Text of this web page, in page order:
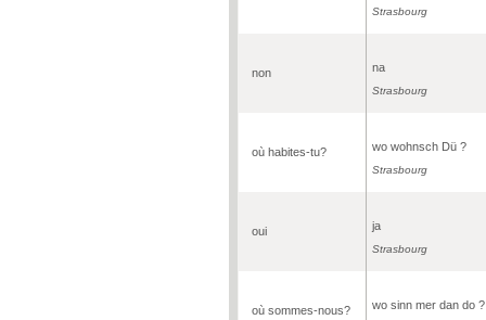
Strasbourg
non na
Strasbourg
où habites-tu? wo wohnsch Dü ?
Strasbourg
oui ja
Strasbourg
où sommes-nous? wo sinn mer dan do ?